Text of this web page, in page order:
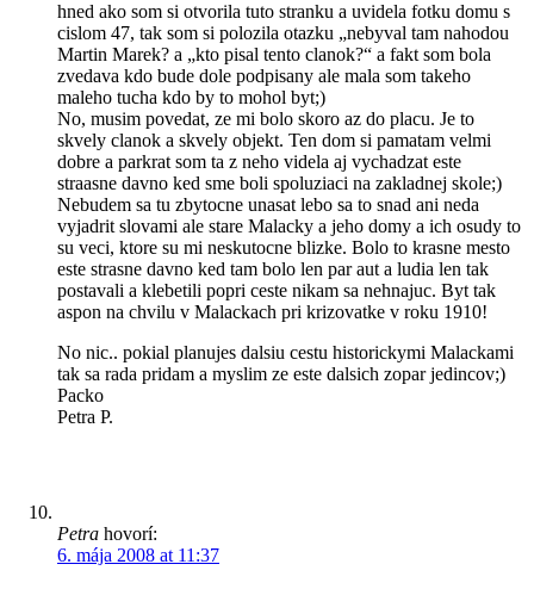
hned ako som si otvorila tuto stranku a uvidela fotku domu s
cislom 47, tak som si polozila otazku „nebyval tam nahodou
Martin Marek? a „kto pisal tento clanok?“ a fakt som bola
zvedava kdo bude dole podpisany ale mala som takeho
maleho tucha kdo by to mohol byt;)
No, musim povedat, ze mi bolo skoro az do placu. Je to
skvely clanok a skvely objekt. Ten dom si pamatam velmi
dobre a parkrat som ta z neho videla aj vychadzat este
straasne davno ked sme boli spoluziaci na zakladnej skole;)
Nebudem sa tu zbytocne unasat lebo sa to snad ani neda
vyjadrit slovami ale stare Malacky a jeho domy a ich osudy to
su veci, ktore su mi neskutocne blizke. Bolo to krasne mesto
este strasne davno ked tam bolo len par aut a ludia len tak
postavali a klebetili popri ceste nikam sa nehnajuc. Byt tak
aspon na chvilu v Malackach pri krizovatke v roku 1910!
No nic.. pokial planujes dalsiu cestu historickymi Malackami
tak sa rada pridam a myslim ze este dalsich zopar jedincov;)
Packo
Petra P.
Petra hovorí:
6. mája 2008 at 11:37